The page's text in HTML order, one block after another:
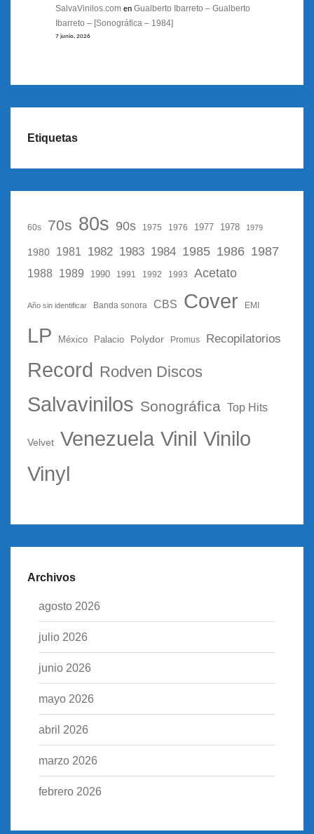
SalvaVinilos.com en Gualberto Ibarreto – Gualberto
Ibarreto – [Sonográfica – 1984]
7 junio, 2026
Etiquetas
60s 70s 80s 90s 1975 1976 1977 1978 1979
1980 1981 1982 1983 1984 1985 1986 1987
1988 1989 1990 1991 1992 1993 Acetato
Año sin identificar Banda sonora CBS Cover EMI
LP México Palacio Polydor Promus Recopilatorios
Record Rodven Discos
Salvavinilos Sonográfica Top Hits
Velvet Venezuela Vinil Vinilo
Vinyl
Archivos
agosto 2026
julio 2026
junio 2026
mayo 2026
abril 2026
marzo 2026
febrero 2026